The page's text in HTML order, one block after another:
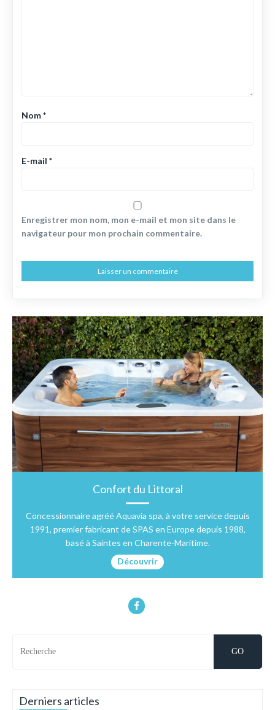
Nom*
E-mail *
Enregistrer mon nom, mon e-mail et mon site dans le
navigateur pour mon prochain commentaire.
Confort du Littoral
Concessionnaire agréé Aquavia spa, à votre service depuis
1991, premier fabricant de SPAS en Europe depuis 1988,
basé à Saintes en Charente-Maritime.
Découvrir
Derniers articles